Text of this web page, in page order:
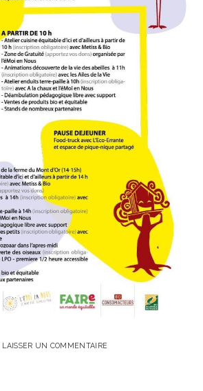
LAISSER UN COMMENTAIRE